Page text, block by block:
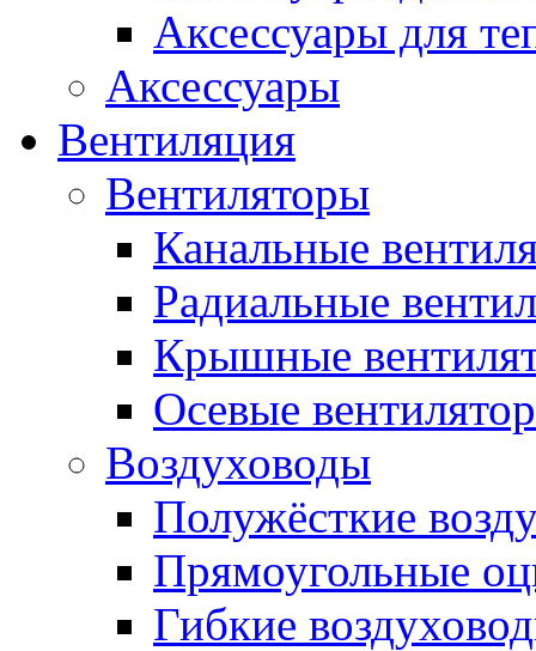
Аксессуары для
Аксессуары
Вентиляция
Вентиляторы
Канальные
Радиальные
Крышные
Осевые
Воздуховоды
Полужёсткие
Прямоугольные
Гибкие